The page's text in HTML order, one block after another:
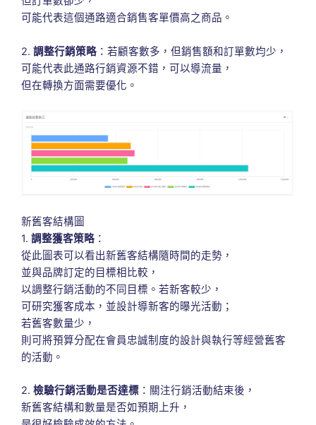
可能代表這個通路適合銷售客單價高之商品。
2. 調整行銷策略 ：若顧客數多，但銷售額和訂單數均少，
可能代表此通路行銷資源不錯，可以導流量，
但在轉換方面需要優化。
新舊客結構圖
1. 調整獲客策略 ：
從此圖表可以看出新舊客結構隨時間的走勢，
並與品牌訂定的目標相比較，
以調整行銷活動的不同目標。若新客較少，
可研究獲客成本，並設計導新客的曝光活動；
若舊客數量少，
則可將預算分配在會員忠誠制度的設計與執行等經營舊客
的活動。
2. 檢驗行銷活動是否達標 ：關注行銷活動結束後，
新舊客結構和數量是否如預期上升，